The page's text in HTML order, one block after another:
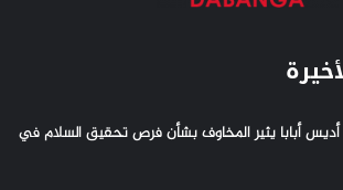
أبابا يثير المخاوف بشأن فرص تحقيق السلام في